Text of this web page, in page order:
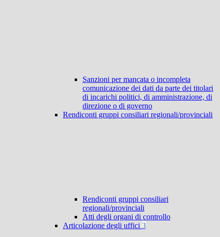
Sanzioni per mancata o incompleta
comunicazione dei dati da parte dei titolari
di incarichi politici, di amministrazione, di
direzione o di governo
Rendiconti gruppi consiliari regionali/provinciali
Rendiconti gruppi consiliari
regionali/provinciali
Atti degli organi di controllo
Articolazione degli uffici 3